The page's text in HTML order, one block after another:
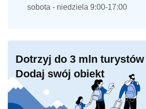
sobota - niedziela 9:00-17:00
Dotrzyj do 3 mln turystów
Dodaj swój obiekt